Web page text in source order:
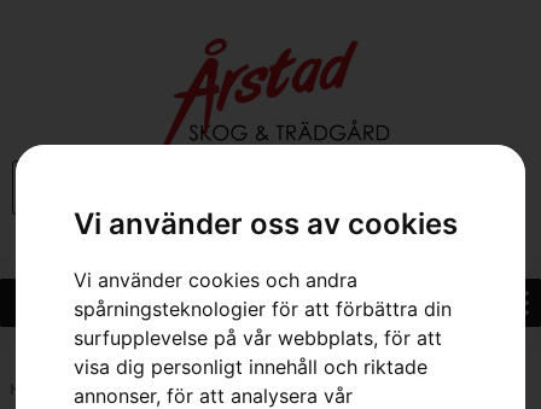
Vi använder oss av cookies
Vi använder cookies och andra
spårningsteknologier för att förbättra din
surfupplevelse på vår webbplats, för att
visa dig personligt innehåll och riktade
annonser, för att analysera vår
Hem 7391883985052